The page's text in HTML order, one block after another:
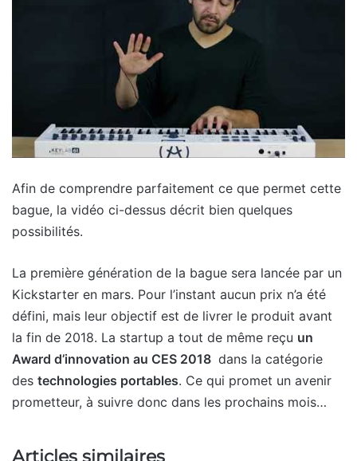
Afin de comprendre parfaitement ce que permet cette
bague, la vidéo ci-dessus décrit bien quelques
possibilités.
La première génération de la bague sera lancée par un
Kickstarter en mars. Pour l’instant aucun prix n’a été
défini, mais leur objectif est de livrer le produit avant
la fin de 2018. La startup a tout de même reçu un
Award d’innovation au CES 2018 dans la catégorie
des technologies portables. Ce qui promet un avenir
prometteur, à suivre donc dans les prochains mois…
Articles similaires